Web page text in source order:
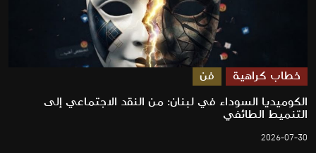
خطاب كراهية فن
الكوميديا السوداء في لبنان: من النقد الاجتماعي إلى
التنميط الطائفي
2026-07-30